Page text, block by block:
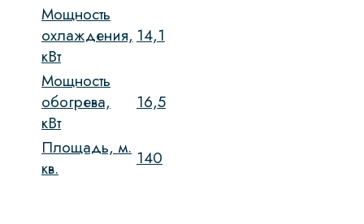
Мощность
охлаждения,
кВт
14,1
Мощность
обогрева,
кВт
16,5
Площадь, м.
кв.
140